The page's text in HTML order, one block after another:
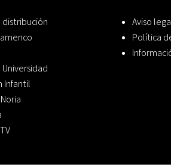
Infantil
Aviso
Política